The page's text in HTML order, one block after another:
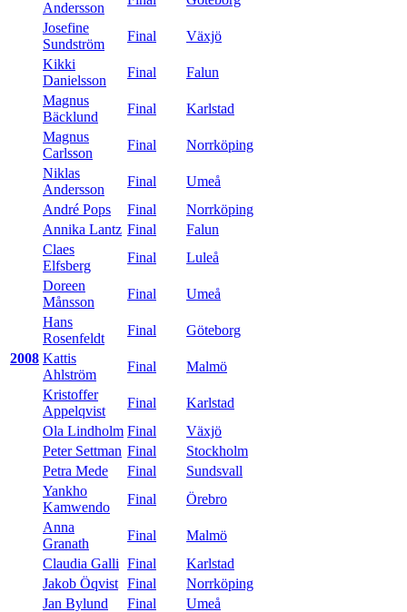
Andersson
Josefine
Sundström
Final
Växjö
Kikki
Danielsson
Final
Falun
Magnus
Bäcklund
Final
Karlstad
Magnus
Carlsson
Final
Norrköping
Niklas
Andersson
Final Umeå
2008
André Pops Final
Norrköping
Annika Lantz Final
Falun
Claes
Elfsberg
Final
Luleå
Doreen
Månsson
Final
Umeå
Hans
Rosenfeldt
Final
Göteborg
Kattis
Ahlström
Final
Malmö
Kristoffer
Appelqvist
Final
Karlstad
Ola Lindholm Final
Växjö
Peter Settman Final
Stockholm
Petra Mede
Final
Sundsvall
Yankho
Kamwendo
Final Örebro
Anna
Granath
Final
Malmö
Claudia Galli Final
Karlstad
Jakob Öqvist Final
Norrköping
Jan Bylund
Final
Umeå